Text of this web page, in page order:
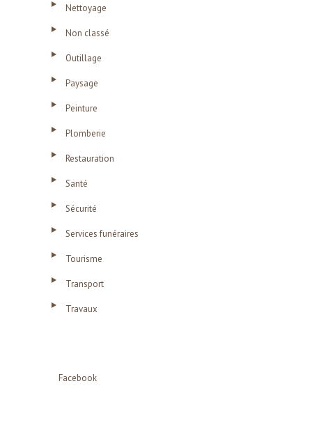
Nettoyage
Non classé
Outillage
Paysage
Peinture
Plomberie
Restauration
Santé
Sécurité
Services funéraires
Tourisme
Transport
Travaux
Facebook